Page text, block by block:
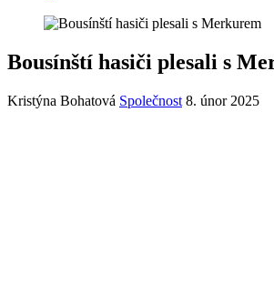
Bousínští hasiči plesali s
Kristýna Bohatová Společnost 8. únor 2025